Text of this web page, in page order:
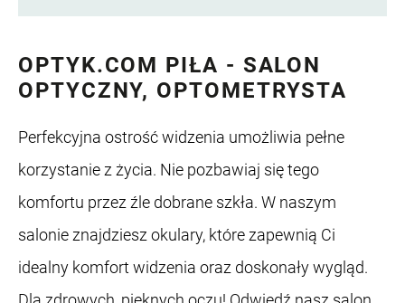
OPTYK.COM PIŁA - SALON
OPTYCZNY, OPTOMETRYSTA
Perfekcyjna ostrość widzenia umożliwia pełne
korzystanie z życia. Nie pozbawiaj się tego
komfortu przez źle dobrane szkła. W naszym
salonie znajdziesz okulary, które zapewnią Ci
idealny komfort widzenia oraz doskonały wygląd.